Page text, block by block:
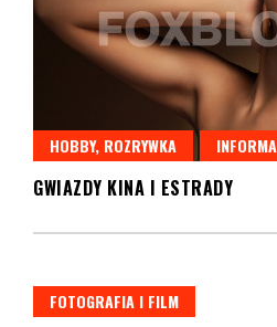
HOBBY, ROZRYWKA
GWIAZDY KINA I ESTRADY
FOTOGRAFIA I FILM